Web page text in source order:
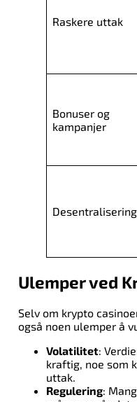
Raskere uttak
Bonuser og
kampanjer
Desentralisering
Ulemper ved
Selv om krypto
også noen ulemper å
Volatilitet:
kraftig, noe som
uttak.
Regulering: